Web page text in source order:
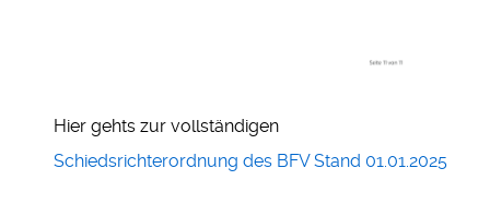
Hier gehts zur vollständigen
Schiedsrichterordnung des BFV Stand 01.01.2025